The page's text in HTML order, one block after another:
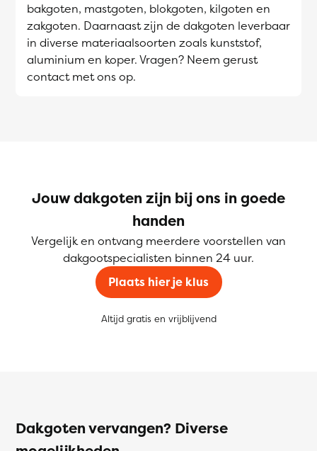
bakgoten, mastgoten, blokgoten, kilgoten en
zakgoten. Daarnaast zijn de dakgoten leverbaar
in diverse materiaalsoorten zoals kunststof,
aluminium en koper. Vragen? Neem gerust
contact met ons op.
Jouw dakgoten zijn bij ons in goede
handen
Vergelijk en ontvang meerdere voorstellen van
dakgootspecialisten binnen 24 uur.
Plaats hier je klus
Altijd gratis en vrijblijvend
Dakgoten vervangen? Diverse